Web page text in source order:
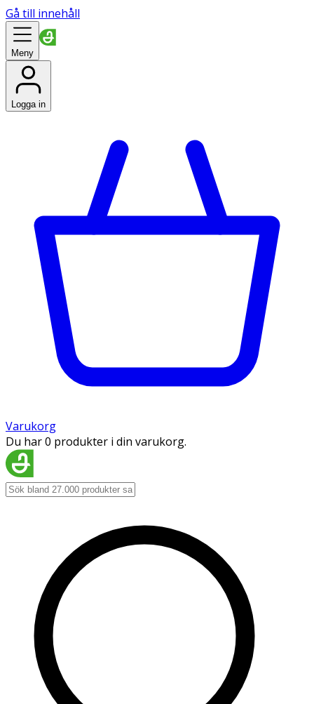
Gå till innehåll
Meny
Logga in
Varukorg
Du har 0 produkter i din varukorg.